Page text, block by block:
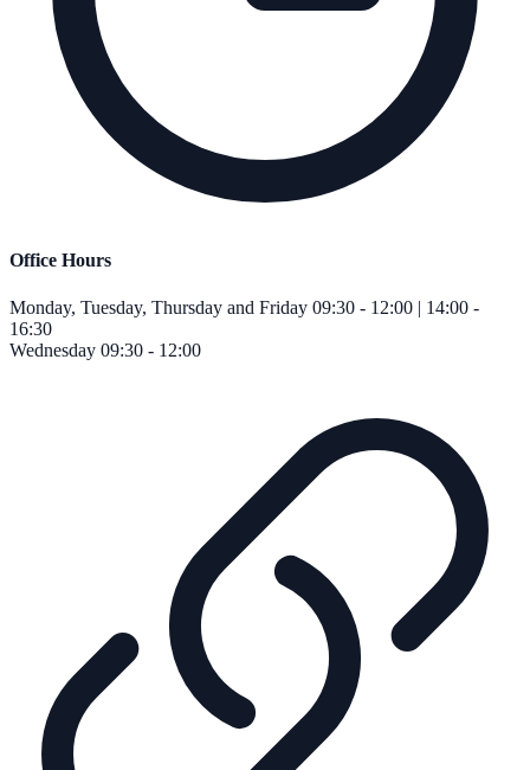
Office Hours
Monday, Tuesday, Thursday and Friday 09:30 - 12:00 | 14:00 -
16:30
Wednesday 09:30 - 12:00